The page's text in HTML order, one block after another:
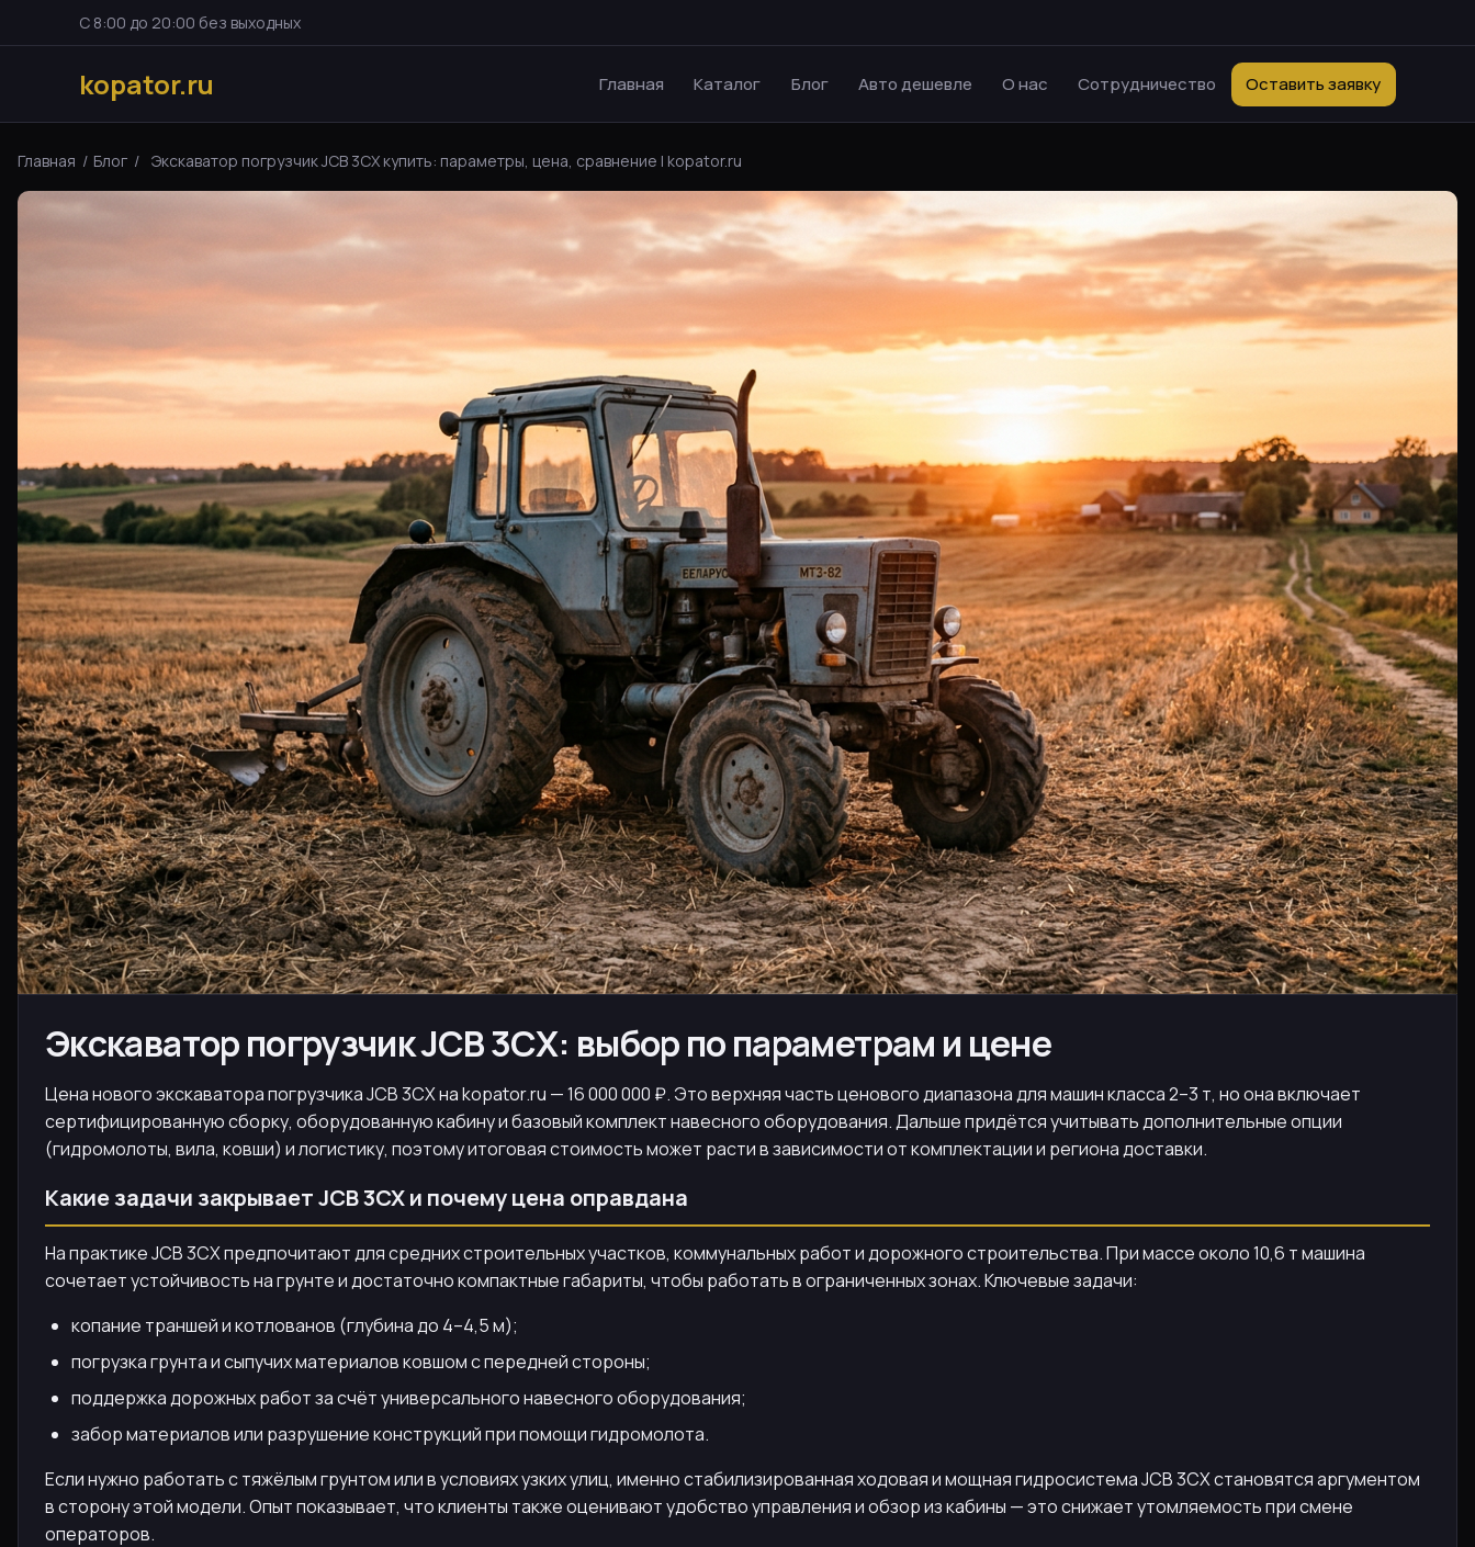
С 8:00 до 20:00 без выходных
kopator.ru Главная Каталог Блог Авто дешевле О нас Сотрудничество Оставить заявку
Главная / Блог / Экскаватор погрузчик JCB 3CX купить: параметры, цена, сравнение | kopator.ru
Экскаватор погрузчик JCB 3CX: выбор по параметрам и цене
Цена нового экскаватора погрузчика JCB 3CX на kopator.ru — 16 000 000 ₽. Это верхняя часть ценового диапазона для машин класса 2–3 т, но она включает
сертифицированную сборку, оборудованную кабину и базовый комплект навесного оборудования. Дальше придётся учитывать дополнительные опции
(гидромолоты, вила, ковши) и логистику, поэтому итоговая стоимость может расти в зависимости от комплектации и региона доставки.
Какие задачи закрывает JCB 3CX и почему цена оправдана
На практике JCB 3CX предпочитают для средних строительных участков, коммунальных работ и дорожного строительства. При массе около 10,6 т машина
сочетает устойчивость на грунте и достаточно компактные габариты, чтобы работать в ограниченных зонах. Ключевые задачи:
копание траншей и котлованов (глубина до 4–4,5 м);
погрузка грунта и сыпучих материалов ковшом с передней стороны;
поддержка дорожных работ за счёт универсального навесного оборудования;
забор материалов или разрушение конструкций при помощи гидромолота.
Если нужно работать с тяжёлым грунтом или в условиях узких улиц, именно стабилизированная ходовая и мощная гидросистема JCB 3CX становятся аргументом
в сторону этой модели. Опыт показывает, что клиенты также оценивают удобство управления и обзор из кабины — это снижает утомляемость при смене
операторов.